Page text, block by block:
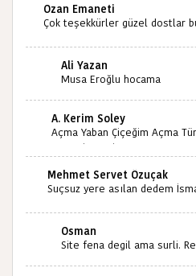
Ozan Emaneti
Çok teşekkürler güzel dostlar
ölmeyecektir tekrar teşekkürler
Ali Yazan
Musa Eroğlu hocama
A. Kerim Soley
Açma Yaban Çiçeğim Açma
miyiz ?İlginiz İçin Şimdiden
Mehmet Servet Özuçak
Suçsuz yere asılan dedem
Osman
Site fena degil ama surli.